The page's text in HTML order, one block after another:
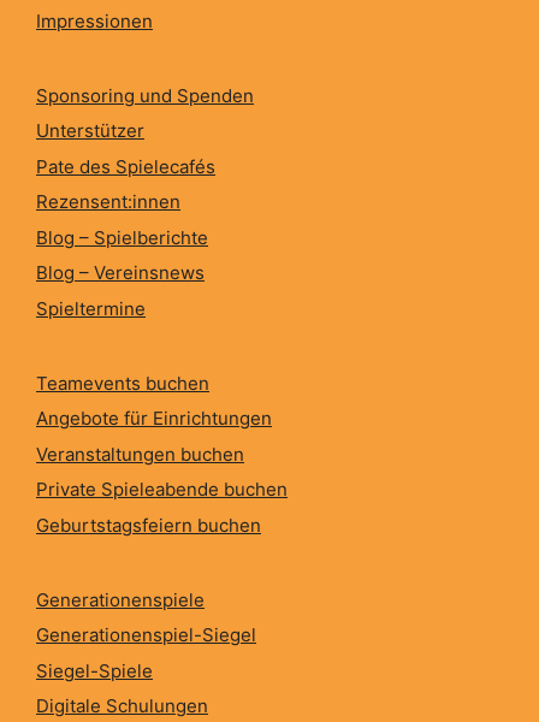
Impressionen
Sponsoring und Spenden
Unterstützer
Pate des Spielecafés
Rezensent:innen
Blog – Spielberichte
Blog – Vereinsnews
Spieltermine
Teamevents buchen
Angebote für Einrichtungen
Veranstaltungen buchen
Private Spieleabende buchen
Geburtstagsfeiern buchen
Generationenspiele
Generationenspiel-Siegel
Siegel-Spiele
Digitale Schulungen